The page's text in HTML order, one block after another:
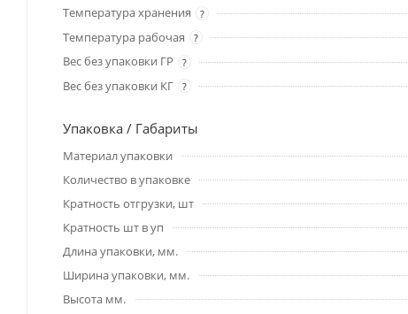
Температура хранения
?
Температура рабочая
?
Вес без упаковки ГР
?
Вес без упаковки КГ
?
Упаковка / Габариты
Материал упаковки
Количество в упаковке
Кратность отгрузки, шт
Кратность шт в уп
Длина упаковки, мм.
Ширина упаковки, мм.
Высота мм.